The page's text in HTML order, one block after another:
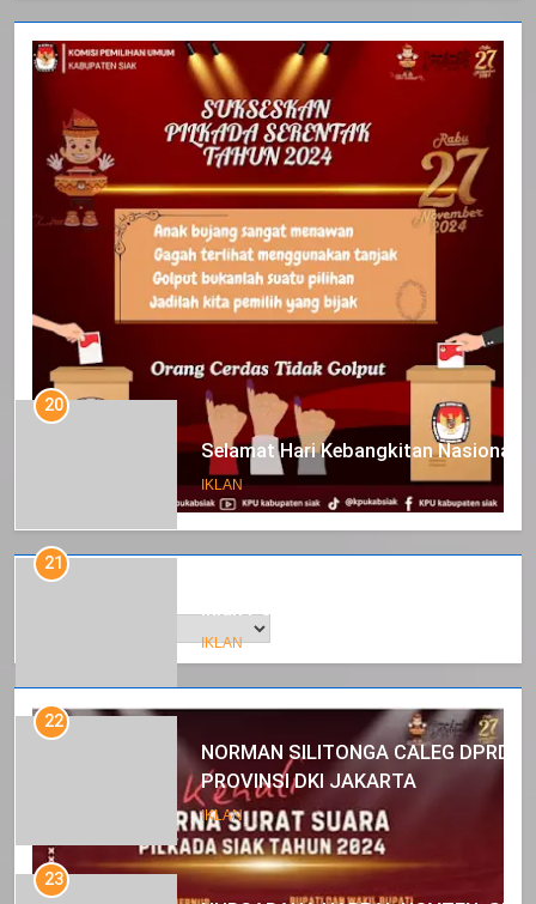
Arsip
20
Selamat Hari Kebangkitan Nasional
IKLAN
21
Iklan Pemerintah Kabupaten Siak
IKLAN
22
NORMAN SILITONGA CALEG DPRD
PROVINSI DKI JAKARTA
IKLAN
23